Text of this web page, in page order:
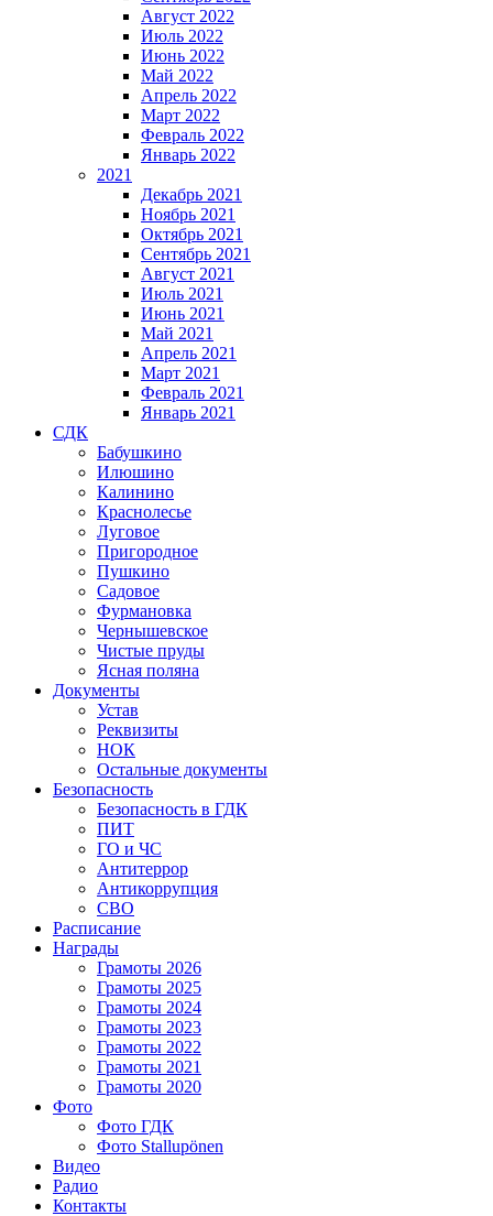
Август 2022
Июль 2022
Июнь 2022
Май 2022
Апрель 2022
Март 2022
Февраль 2022
Январь 2022
2021
Декабрь 2021
Ноябрь 2021
Октябрь 2021
Сентябрь 2021
Август 2021
Июль 2021
Июнь 2021
Май 2021
Апрель 2021
Март 2021
Февраль 2021
Январь 2021
СДК
Бабушкино
Илюшино
Калинино
Краснолесье
Луговое
Пригородное
Пушкино
Садовое
Фурмановка
Чернышевское
Чистые пруды
Ясная поляна
Документы
Устав
Реквизиты
НОК
Остальные документы
Безопасность
Безопасность в ГДК
ПИТ
ГО и ЧС
Антитеррор
Антикоррупция
СВО
Расписание
Награды
Грамоты 2026
Грамоты 2025
Грамоты 2024
Грамоты 2023
Грамоты 2022
Грамоты 2021
Грамоты 2020
Фото
Фото ГДК
Фото Stallupönen
Видео
Радио
Контакты